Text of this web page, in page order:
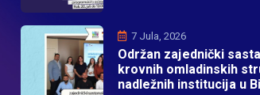
7 Jula, 2026
Održan zajednički
krovnih omladinskih
nadležnih institucija u